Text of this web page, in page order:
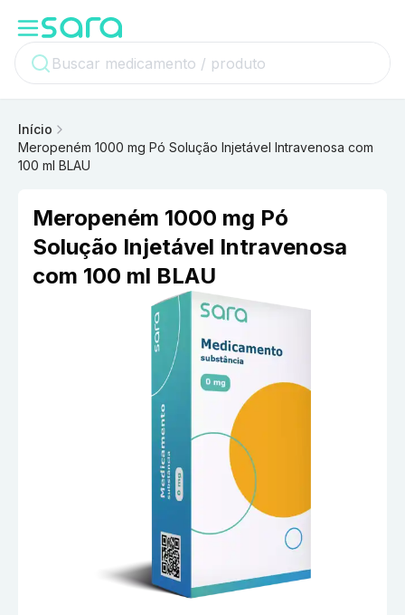
Início
Meropeném 1000 mg Pó Solução Injetável Intravenosa com
100 ml BLAU
Meropeném 1000 mg Pó
Solução Injetável Intravenosa
com 100 ml BLAU